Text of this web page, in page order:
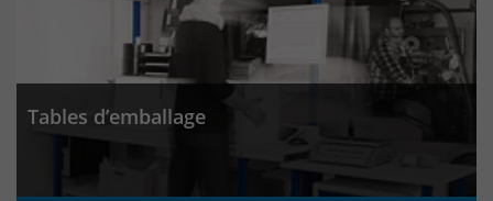
Tables d’emballage